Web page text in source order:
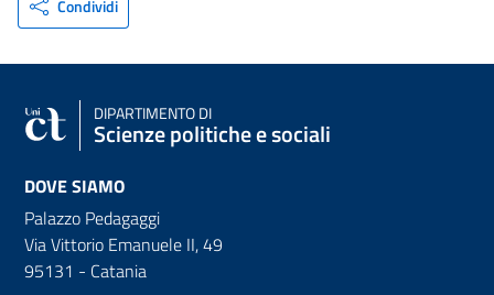
Condividi
DIPARTIMENTO DI
Scienze politiche e sociali
DOVE SIAMO
Palazzo Pedagaggi
Via Vittorio Emanuele II, 49
95131 - Catania